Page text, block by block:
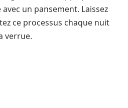
un pansement. Laissez
ce processus chaque nuit
verrue.